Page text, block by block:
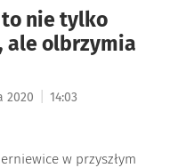
nie tylko
ale olbrzymia
2020 14:03
w przyszłym